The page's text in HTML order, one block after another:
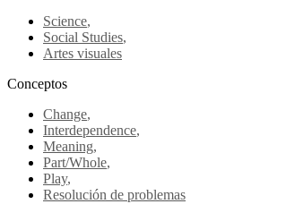
Science,
Social Studies,
Artes visuales
Conceptos
Change,
Interdependence,
Meaning,
Part/Whole,
Play,
Resolución de problemas